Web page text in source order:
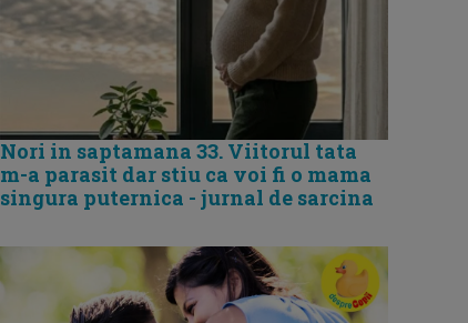
Nori in saptamana 33. Viitorul tata
m-a parasit dar stiu ca voi fi o mama
singura puternica - jurnal de sarcina